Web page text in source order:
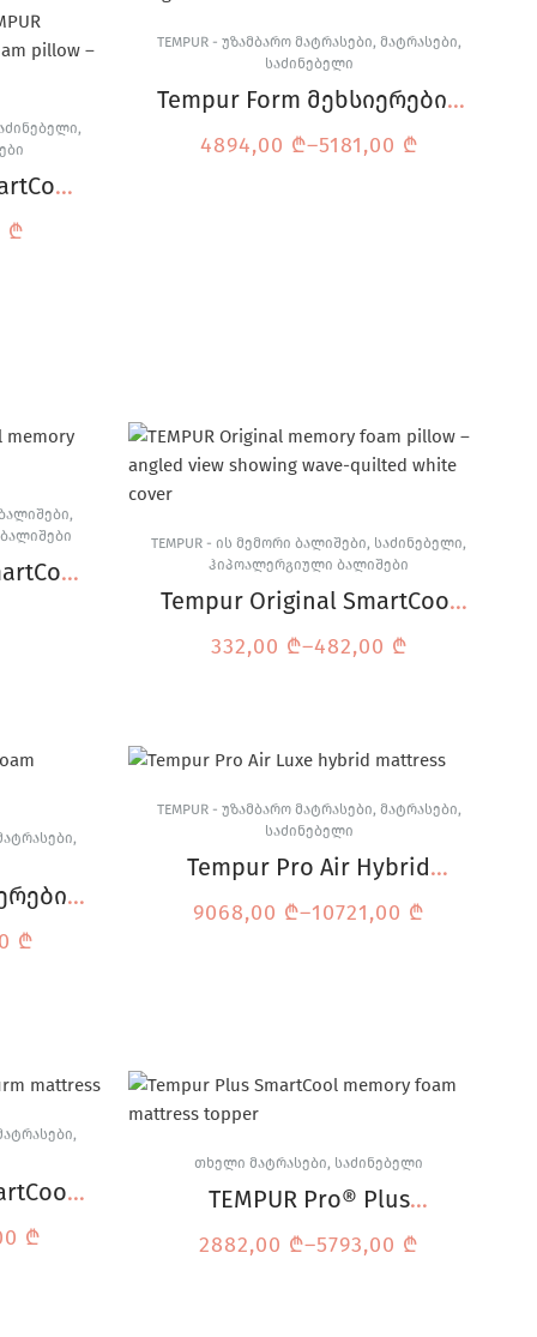
,
₾
TEMPUR - ᲣᲖᲐᲛᲑᲐᲠᲝ ᲛᲐᲢᲠᲐᲡᲔᲑᲘ, ᲛᲐᲢᲠᲐᲡᲔᲑᲘ,
ᲡᲐᲫᲘᲜᲔᲑᲔᲚᲘ
Tempur Form მეხსიერების
4894,00 ₾–5181,00 ₾
,
TEMPUR - ᲘᲡ ᲛᲔᲛᲝᲠᲘ ᲑᲐᲚᲘᲨᲔᲑᲘ, ᲡᲐᲫᲘᲜᲔᲑᲔᲚᲘ,
ᲰᲘᲞᲝᲐᲚᲔᲠᲒᲘᲣᲚᲘ ᲑᲐᲚᲘᲨᲔᲑᲘ
Tempur Original SmartCool
332,00 ₾–482,00 ₾
,
₾
TEMPUR - ᲣᲖᲐᲛᲑᲐᲠᲝ ᲛᲐᲢᲠᲐᲡᲔᲑᲘ, ᲛᲐᲢᲠᲐᲡᲔᲑᲘ,
ᲡᲐᲫᲘᲜᲔᲑᲔᲚᲘ
Tempur Pro Air Hybrid
ჰიბრიდული მატრასი
9068,00 ₾–10721,00 ₾
,
₾
ᲗᲮᲔᲚᲘ ᲛᲐᲢᲠᲐᲡᲔᲑᲘ, ᲡᲐᲫᲘᲜᲔᲑᲔᲚᲘ
TEMPUR Pro® Plus
მატრასი
2882,00 ₾–5793,00 ₾